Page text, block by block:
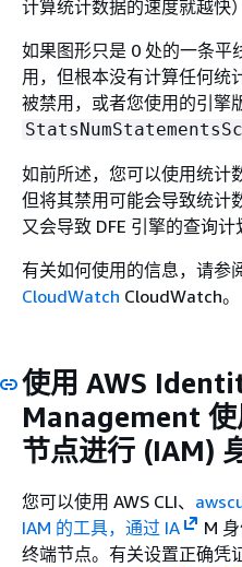
计算统计数据的速度就越快
如果图形只是 0 处的一条平
用，但根本没有计算任何统
被禁用，或者您使用的引擎
如前所述，您可以使用统计
但将其禁用可能会导致统计
又会导致 DFE 引擎的查询计
有关如何使用的信息，请参
CloudWatch CloudWatch。
使用 AWS
Management 使
节点进行 (IAM)
您可以使用 AWS CLI、
IAM 的工具，通过 IA
M
终端节点。有关设置正确凭